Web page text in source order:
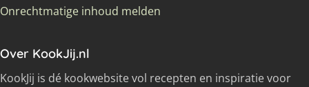
Onrechtmatige inhoud melden
Over KookJij.nl
KookJij is dé kookwebsite vol recepten en inspiratie voor